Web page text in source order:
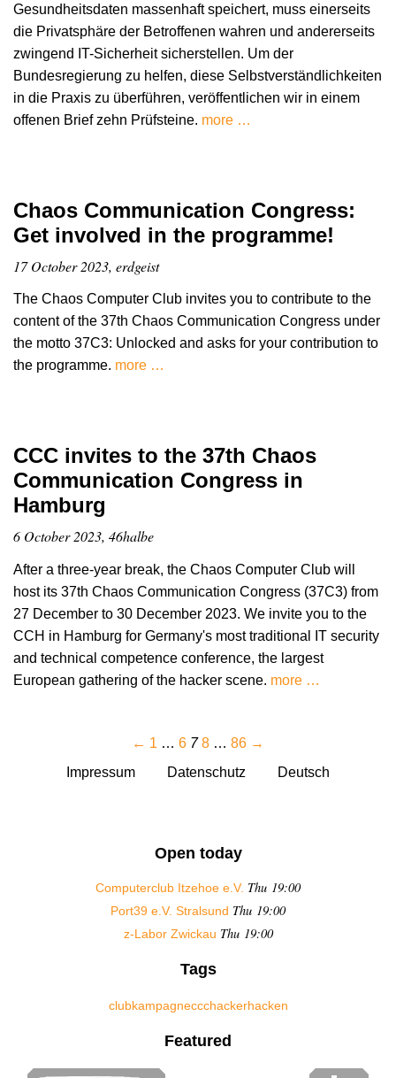
Gesundheitsdaten massenhaft speichert, muss einerseits
die Privatsphäre der Betroffenen wahren und andererseits
zwingend IT-Sicherheit sicherstellen. Um der
Bundesregierung zu helfen, diese Selbstverständlichkeiten
in die Praxis zu überführen, veröffentlichen wir in einem
offenen Brief zehn Prüfsteine. more …
Chaos Communication Congress:
Get involved in the programme!
17 October 2023, erdgeist
The Chaos Computer Club invites you to contribute to the
content of the 37th Chaos Communication Congress under
the motto 37C3: Unlocked and asks for your contribution to
the programme. more …
CCC invites to the 37th Chaos
Communication Congress in
Hamburg
6 October 2023, 46halbe
After a three-year break, the Chaos Computer Club will
host its 37th Chaos Communication Congress (37C3) from
27 December to 30 December 2023. We invite you to the
CCH in Hamburg for Germany's most traditional IT security
and technical competence conference, the largest
European gathering of the hacker scene. more …
← 1 … 6 7 8 … 86 →
Impressum
Datenschutz Deutsch
Open today
Computerclub Itzehoe e.V. Thu 19:00
Port39 e.V. Stralsund Thu 19:00
z-Labor Zwickau Thu 19:00
Tags
clubkampagneccchackerhacken
Featured